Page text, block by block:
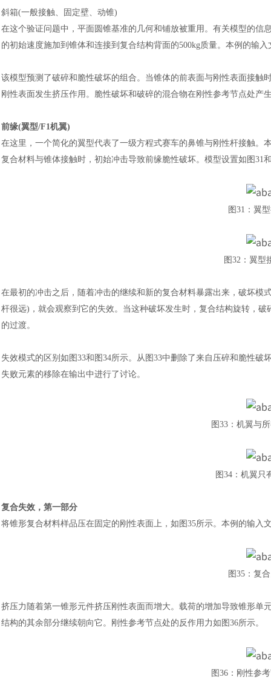
斜箱(一般接触、固定壁、动锥)
在这个验证问题中，平面圆锥基准的几何和铺放被重用。有关模型的
的初始速度施加到锥体和连接到复合结构背面的500kg质量。本例的输入
该模型预测了破碎和脆性破坏的组合。当锥体的前表面与刚性表面接
刚性表面发生挤压作用。脆性破坏和破碎的混合物在刚性参考节点处产
前缘(翼型/F1机翼)
在这里，一个简化的翼型代表了一级方程式赛车的鼻锥与刚性杆接触。
复合材料与锥体接触时，初始冲击导致前缘脆性破坏。模型设置如图31
图 31 ： 翼
图 32： 翼型
在最初的冲击之后，随着冲击的继续和新的复合材料暴露出来，破坏模
杆很远)，就会观察到它的失效。当这种破坏发生时，复合结构旋转，
的过渡。
失效模式的区别如图33和图34所示。从图33中删除了来自压碎和脆性
失败元素的移除在输出中进行了讨论。
图 33： 机翼与
图 34： 机翼只
复合失效，第一部分
将锥形复合材料样品压在固定的刚性表面上，如图 35所示。本例的输入
图 35： 复
挤压力随着第一锥形元件挤压刚性表面而增大。载荷的增加导致锥形
结构的其余部分继续朝向它。刚性参考节点处的反作用力如图 36所示。
图 36： 刚性参